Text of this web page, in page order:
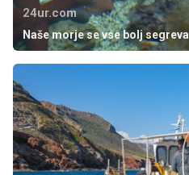
24ur.com
Naše morje se vse bolj segreva